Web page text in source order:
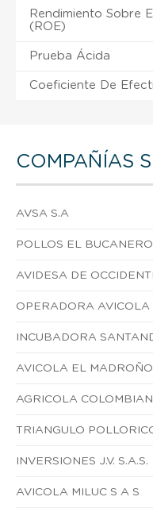
Rendimiento Sobre
(ROE)
Prueba Ácida
Coeficiente De
COMPAÑÍAS
AVSA S.A
POLLOS EL BUCANERO
AVIDESA DE
OPERADORA AVICOLA
INCUBADORA
AVICOLA EL MADROÑO
AGRICOLA
TRIANGULO
INVERSIONES J.V. S.A.S.
AVICOLA MILUC S A S